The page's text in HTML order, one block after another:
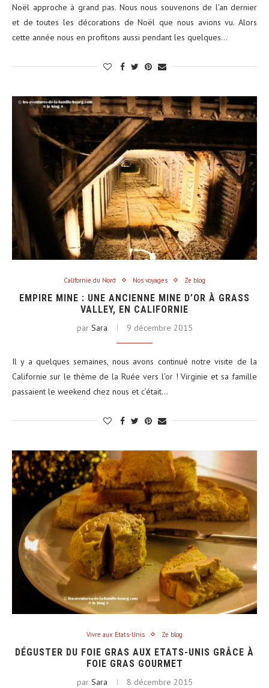
Noël approche à grand pas. Nous nous souvenons de l’an dernier
et de toutes les décorations de Noël que nous avions vu. Alors
cette année nous en profitons aussi pendant les quelques…
Californie du Nord Nos voyages Ze blog
EMPIRE MINE : UNE ANCIENNE MINE D’OR À GRASS
VALLEY, EN CALIFORNIE
par Sara 9 décembre 2015
Il y a quelques semaines, nous avons continué notre visite de la
Californie sur le thème de la Ruée vers l’or ! Virginie et sa famille
passaient le weekend chez nous et c’était…
Vivre aux Etats-Unis Ze blog
DÉGUSTER DU FOIE GRAS AUX ETATS-UNIS GRÂCE À
FOIE GRAS GOURMET
par Sara 8 décembre 2015